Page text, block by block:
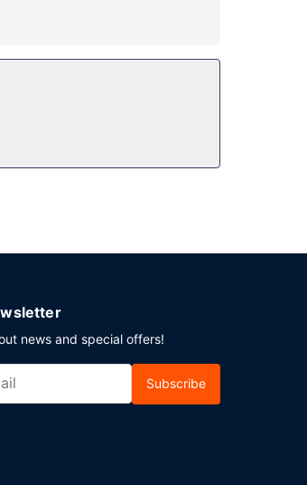
roomservice (beperkte
news and special offers!
Subscribe